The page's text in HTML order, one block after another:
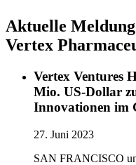
Aktuelle
Vertex
Vertex Ventures
Mio. US-Dollar
Innovationen im
27. Juni 2023
SAN FRANCISCO